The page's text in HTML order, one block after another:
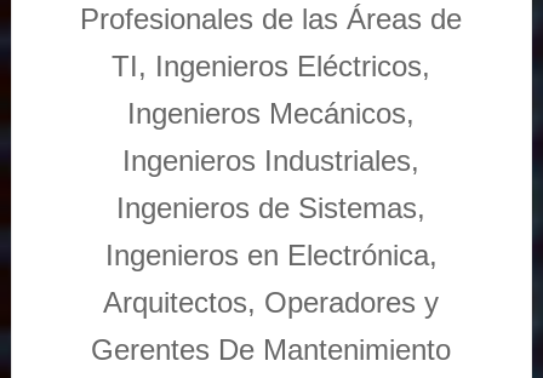
Profesionales de las Áreas de
TI, Ingenieros Eléctricos,
Ingenieros Mecánicos,
Ingenieros Industriales,
Ingenieros de Sistemas,
Ingenieros en Electrónica,
Arquitectos, Operadores y
Gerentes De Mantenimiento